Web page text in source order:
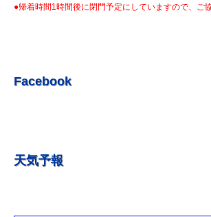
R5.7.3 釣果情報更新しました。
R5.5.20 釣果情報更新しました。
R5.3.25釣果情報更新しました。
●帰着時間1時間後に閉門予定にしていますので、ご
Facebook
天気予報